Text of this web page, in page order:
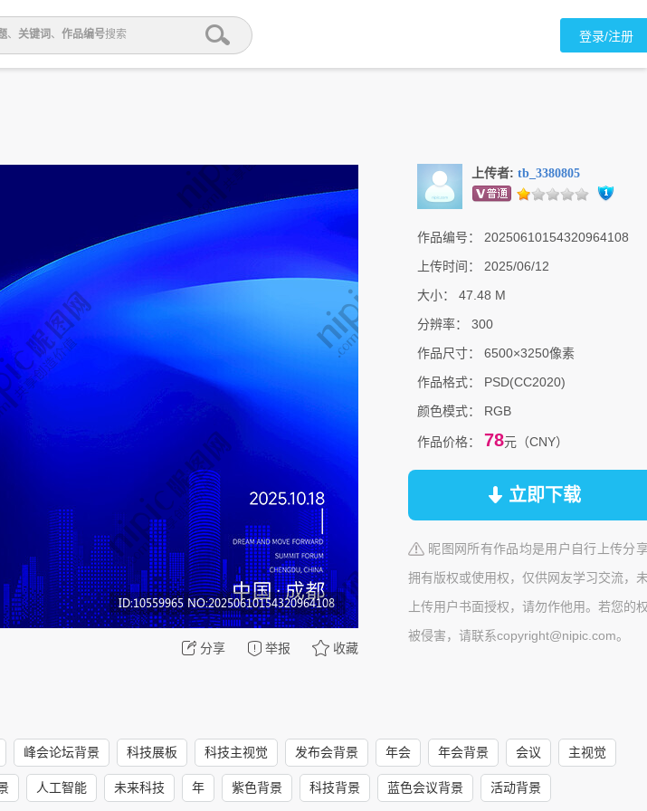
、 关键词 、 作品编号搜索 登录/注册
分享 举报 收藏
上传者: tb_3380805
作品编号：
20250610154320964108
上传时间：
2025/06/12
大小：
47.48 M
分辨率：
300
作品尺寸：
6500×3250像素
作品格式：
PSD(CC2020)
颜色模式：
RGB
作品价格： 78元（CNY）
立即下载
昵图网所有作品均是用户自行上传分
拥有版权或使用权，仅供网友学习交流，
上传用户书面授权，请勿作他用。若您的
被侵害，请联系copyright@nipic.com。
峰会论坛背景 科技展板 科技主视觉 发布会背景 年会 年会背景 会议 主视觉
人工智能 未来科技 年 紫色背景 科技背景 蓝色会议背景 活动背景